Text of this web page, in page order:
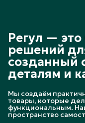
Регул —
решений
созданный
деталям и
Мы создаём
товары, которые
функциональным.
пространство